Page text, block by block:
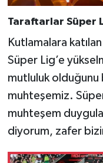
Taraftarlar Süper
Kutlamalara
Süper Lig’e
mutluluk
muhteşemiz. Süper
muhteşem
diyorum, zafer